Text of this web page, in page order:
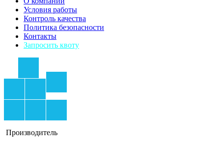
Условия работы
Контроль качества
Политика безопасности
Контакты
Запросить квоту
Производитель